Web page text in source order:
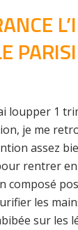
loupper 1
je me
assez
rentrer
composé
les
sur les